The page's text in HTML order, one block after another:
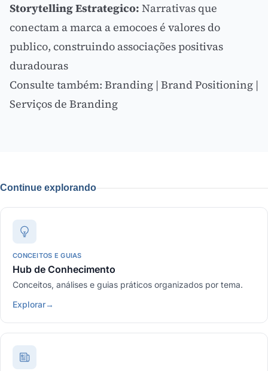
StorytellingEstrategico: Narrativas que
conectam a marca a emocoes é valores do
publico, construindo associações positivas
duradouras
Consulte também: Branding | Brand Positioning |
Serviços de Branding
Continue explorando
CONCEITOS E GUIAS
Hub de Conhecimento
Conceitos, análises e guias práticos organizados por tema.
Explorar→